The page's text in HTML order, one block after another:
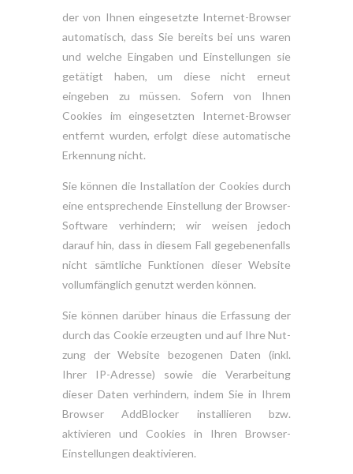
der von Ihnen eingesetzte Internet-Browser
automatisch, dass Sie bereits bei uns waren
und welche Eingaben und Einstellungen sie
getätigt haben, um diese nicht erneut
eingeben zu müssen. Sofern von Ihnen
Cookies im eingesetzten Internet-Browser
entfernt wurden, erfolgt diese automatische
Erkennung nicht.
Sie können die Installation der Cookies durch
eine entsprechende Einstellung der Browser-
Software verhindern; wir weisen jedoch
darauf hin, dass in diesem Fall gegebenenfalls
nicht sämtliche Funktionen dieser Website
vollumfänglich genutzt werden können.
Sie können darüber hinaus die Erfassung der
durch das Cookie erzeugten und auf Ihre Nut-
zung der Website bezogenen Daten (inkl.
Ihrer IP-Adresse) sowie die Verarbeitung
dieser Daten verhindern, indem Sie in Ihrem
Browser AddBlocker installieren bzw.
aktivieren und Cookies in Ihren Browser-
Einstellungen deaktivieren.